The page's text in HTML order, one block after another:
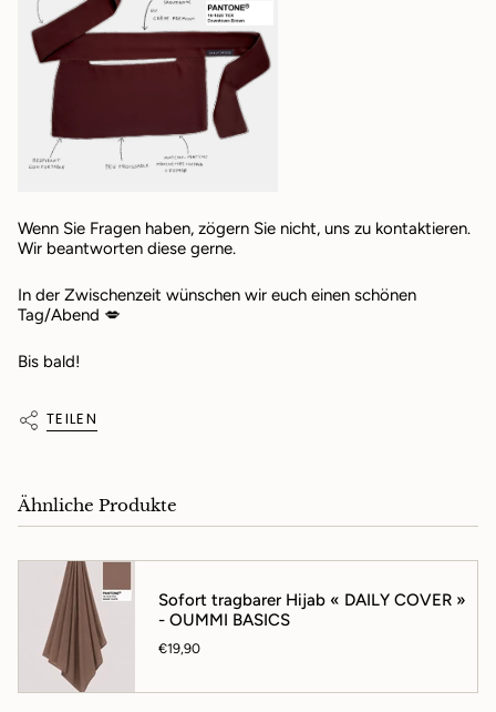
Wenn Sie Fragen haben, zögern Sie nicht, uns zu kontaktieren.
Wir beantworten diese gerne.
In der Zwischenzeit wünschen wir euch einen schönen
Tag/Abend 💋
Bis bald!
TEILEN
Ähnliche Produkte
Sofort tragbarer Hijab « DAILY COVER »
- OUMMI BASICS
€19,90